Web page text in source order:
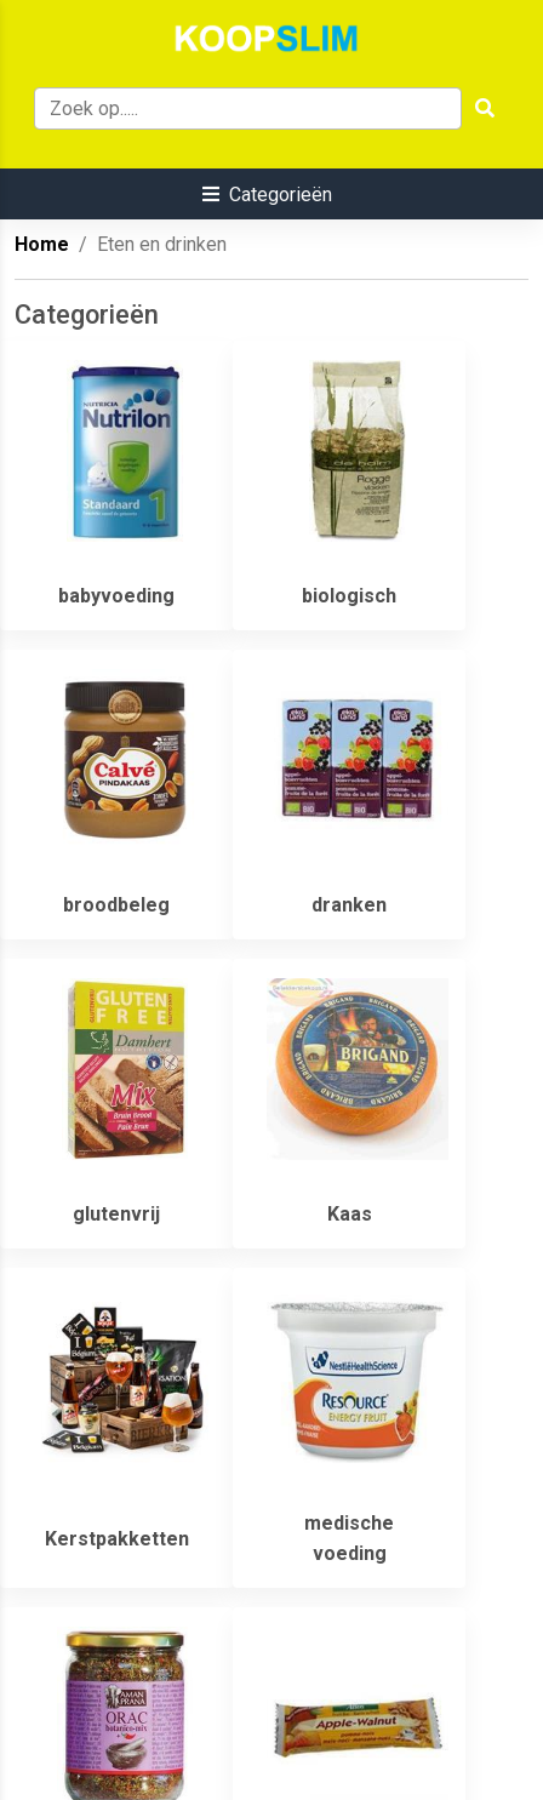
Categorieën
Home Eten en drinken
Categorieën
babyvoeding biologisch
broodbeleg dranken
glutenvrij Kaas
Kerstpakketten
medische
voeding